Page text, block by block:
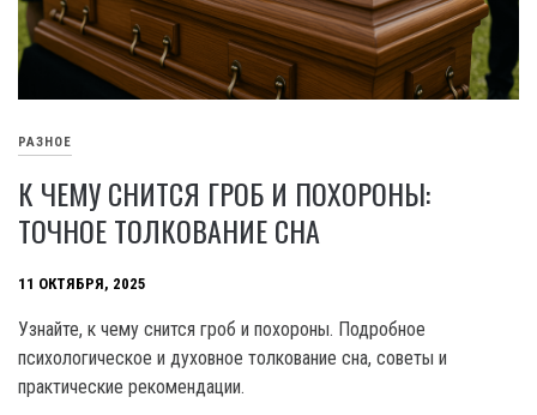
РАЗНОЕ
К ЧЕМУ СНИТСЯ ГРОБ И ПОХОРОНЫ:
ТОЧНОЕ ТОЛКОВАНИЕ СНА
11 ОКТЯБРЯ, 2025
Узнайте, к чему снится гроб и похороны. Подробное
психологическое и духовное толкование сна, советы и
практические рекомендации.